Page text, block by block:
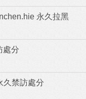
永久拉黑
處分
久禁訪處分